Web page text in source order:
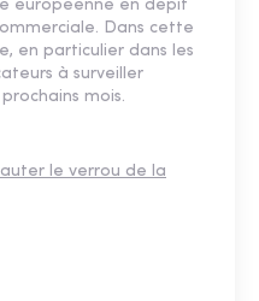
européenne en dépit
Dans cette
en particulier dans les
à surveiller
mois.
le verrou de la